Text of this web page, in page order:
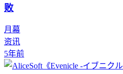
败
月幕
资讯
5年前